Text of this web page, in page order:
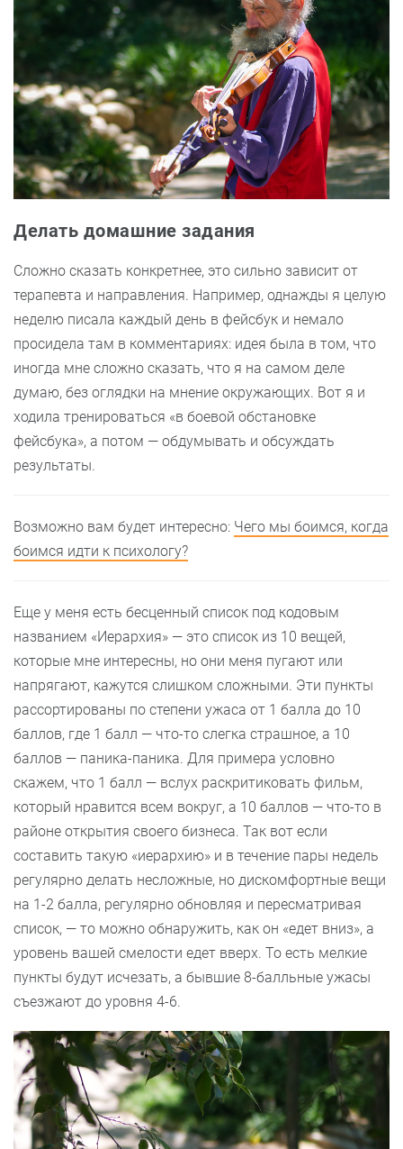
Делать домашние задания
Сложно сказать конкретнее, это сильно зависит от
терапевта и направления. Например, однажды я целую
неделю писала каждый день в фейсбук и немало
просидела там в комментариях: идея была в том, что
иногда мне сложно сказать, что я на самом деле
думаю, без оглядки на мнение окружающих. Вот я и
ходила тренироваться «в боевой обстановке
фейсбука», а потом — обдумывать и обсуждать
результаты.
Возможно вам будет интересно: Чего мы боимся, когда
боимся идти к психологу?
Еще у меня есть бесценный список под кодовым
названием «Иерархия» — это список из 10 вещей,
которые мне интересны, но они меня пугают или
напрягают, кажутся слишком сложными. Эти пункты
рассортированы по степени ужаса от 1 балла до 10
баллов, где 1 балл — что-то слегка страшное, а 10
баллов — паника-паника. Для примера условно
скажем, что 1 балл — вслух раскритиковать фильм,
который нравится всем вокруг, а 10 баллов — что-то в
районе открытия своего бизнеса. Так вот если
составить такую «иерархию» и в течение пары недель
регулярно делать несложные, но дискомфортные вещи
на 1-2 балла, регулярно обновляя и пересматривая
список, — то можно обнаружить, как он «едет вниз», а
уровень вашей смелости едет вверх. То есть мелкие
пункты будут исчезать, а бывшие 8-балльные ужасы
съезжают до уровня 4-6.